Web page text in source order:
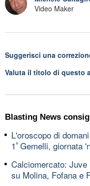
Video Maker
Suggerisci una
Valuta il titolo di questo
Blasting News
L'oroscopo di
1ﾟGemelli, giornata
Calciomercato:
su Molina, Fofana e